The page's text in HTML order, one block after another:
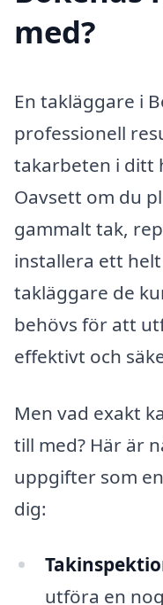
med?
En takläggare i
professionell
takarbeten i ditt
Oavsett om du
gammalt tak,
installera ett
takläggare de
behövs för att
effektivt och
Men vad exakt
till med? Här är
uppgifter som
dig:
utföra en